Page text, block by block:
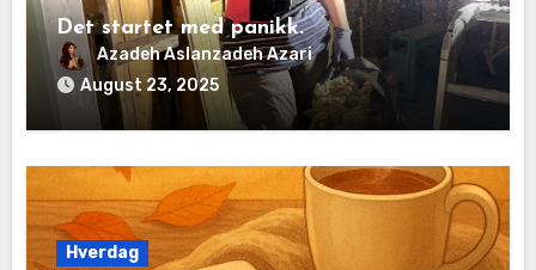
Det startet med panikk.
Azadeh Aslanzadeh Azari
August 23, 2025
Hverdag